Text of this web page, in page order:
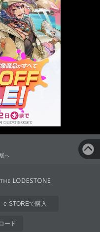
へ
e-STOREで購入
ード